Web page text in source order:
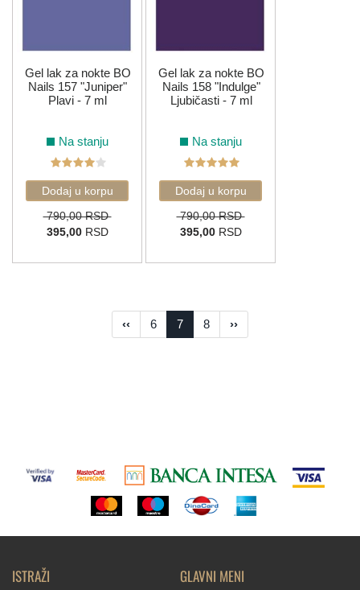
Gel lak za nokte BO
Nails 157 "Juniper"
Plavi - 7 ml
Na stanju
790,00 RSD
395,00RSD
Gel lak za nokte BO
Nails 158 "Indulge"
Ljubičasti - 7 ml
Na stanju
790,00 RSD
395,00RSD
‹‹ 6 7 8 ››
ISTRAŽI GLAVNI MENI